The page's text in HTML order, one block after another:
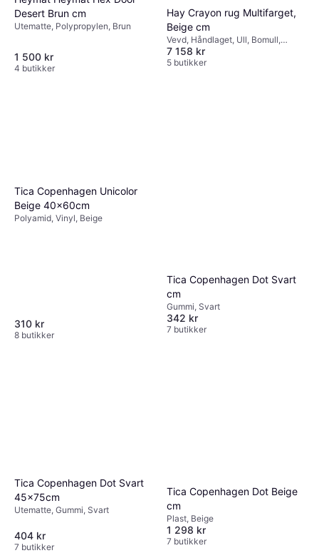
Desert Brun cm
Utematte, Polypropylen, Brun
1 500 kr
4 butikker
Hay Crayon rug Multifarget,
Beige cm
Vevd, Håndlaget, Ull, Bomull,
Viskose, Multifarget, Beige
7 158 kr
5 butikker
Tica Copenhagen Unicolor
Beige 40x60cm
Polyamid, Vinyl, Beige
310 kr
8 butikker
Tica Copenhagen Dot Svart
cm
Gummi, Svart
342 kr
7 butikker
Tica Copenhagen Dot Svart
45x75cm
Utematte, Gummi, Svart
404 kr
7 butikker
Tica Copenhagen Dot Beige
cm
Plast, Beige
1 298 kr
7 butikker